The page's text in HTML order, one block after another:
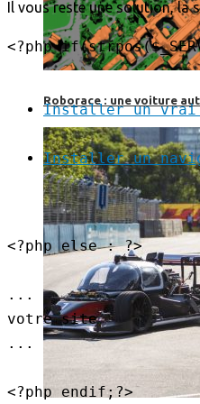
Roborace : une voiture
Il vous reste une solution, la
Installer un vrai
Installer un
<?php else : ?>
...
votre site
...